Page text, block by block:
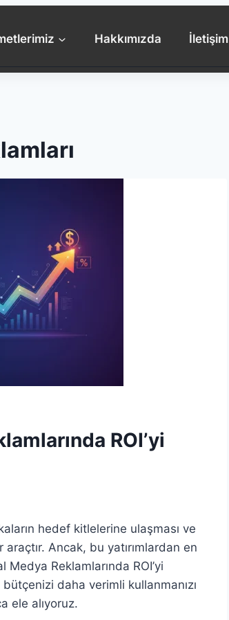
Hakkımızda İletişim
ROI’yi
hedef kitlelerine ulaşması ve
Ancak, bu yatırımlardan en
Reklamlarında ROI’yi
daha verimli kullanmanızı
ele alıyoruz.